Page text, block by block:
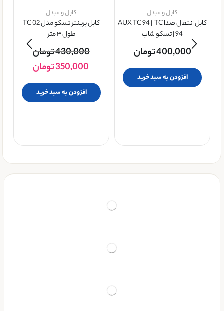
کابل و مبدل
کابل انتقال صدا AUX TC 94 | TC
94 | تسکو شاپ
400,000تومان
افزودن به سبد خرید
کابل و مبدل
کابل پرینتر تسکو مدل TC 02
طول ۳ متر
430,000تومان
350,000تومان
افزودن به سبد خرید